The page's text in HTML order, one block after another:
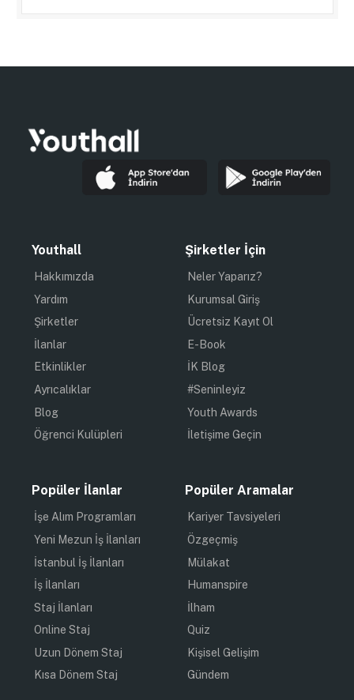
Youthall
Hakkımızda
Yardım
Şirketler
İlanlar
Etkinlikler
Ayrıcalıklar
Blog
Öğrenci Kulüpleri
Şirketler İçin
Neler Yaparız?
Kurumsal Giriş
Ücretsiz Kayıt Ol
E-Book
İK Blog
#Seninleyiz
Youth Awards
İletişime Geçin
Popüler İlanlar
İşe Alım Programları
Yeni Mezun İş İlanları
İstanbul İş İlanları
İş İlanları
Staj İlanları
Online Staj
Uzun Dönem Staj
Kısa Dönem Staj
Popüler Aramalar
Kariyer Tavsiyeleri
Özgeçmiş
Mülakat
Humanspire
İlham
Quiz
Kişisel Gelişim
Gündem